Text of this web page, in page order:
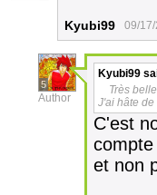
Kyubi99 09/
5
Author
Kyubi99
Très
J'ai hâte de
C'est
et non